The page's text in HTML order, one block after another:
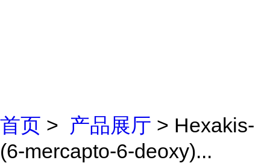
首页 > 产品展厅 > Hexakis-
(6-mercapto-6-deoxy)...